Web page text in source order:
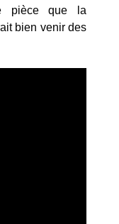
pièce que la
bien venir des